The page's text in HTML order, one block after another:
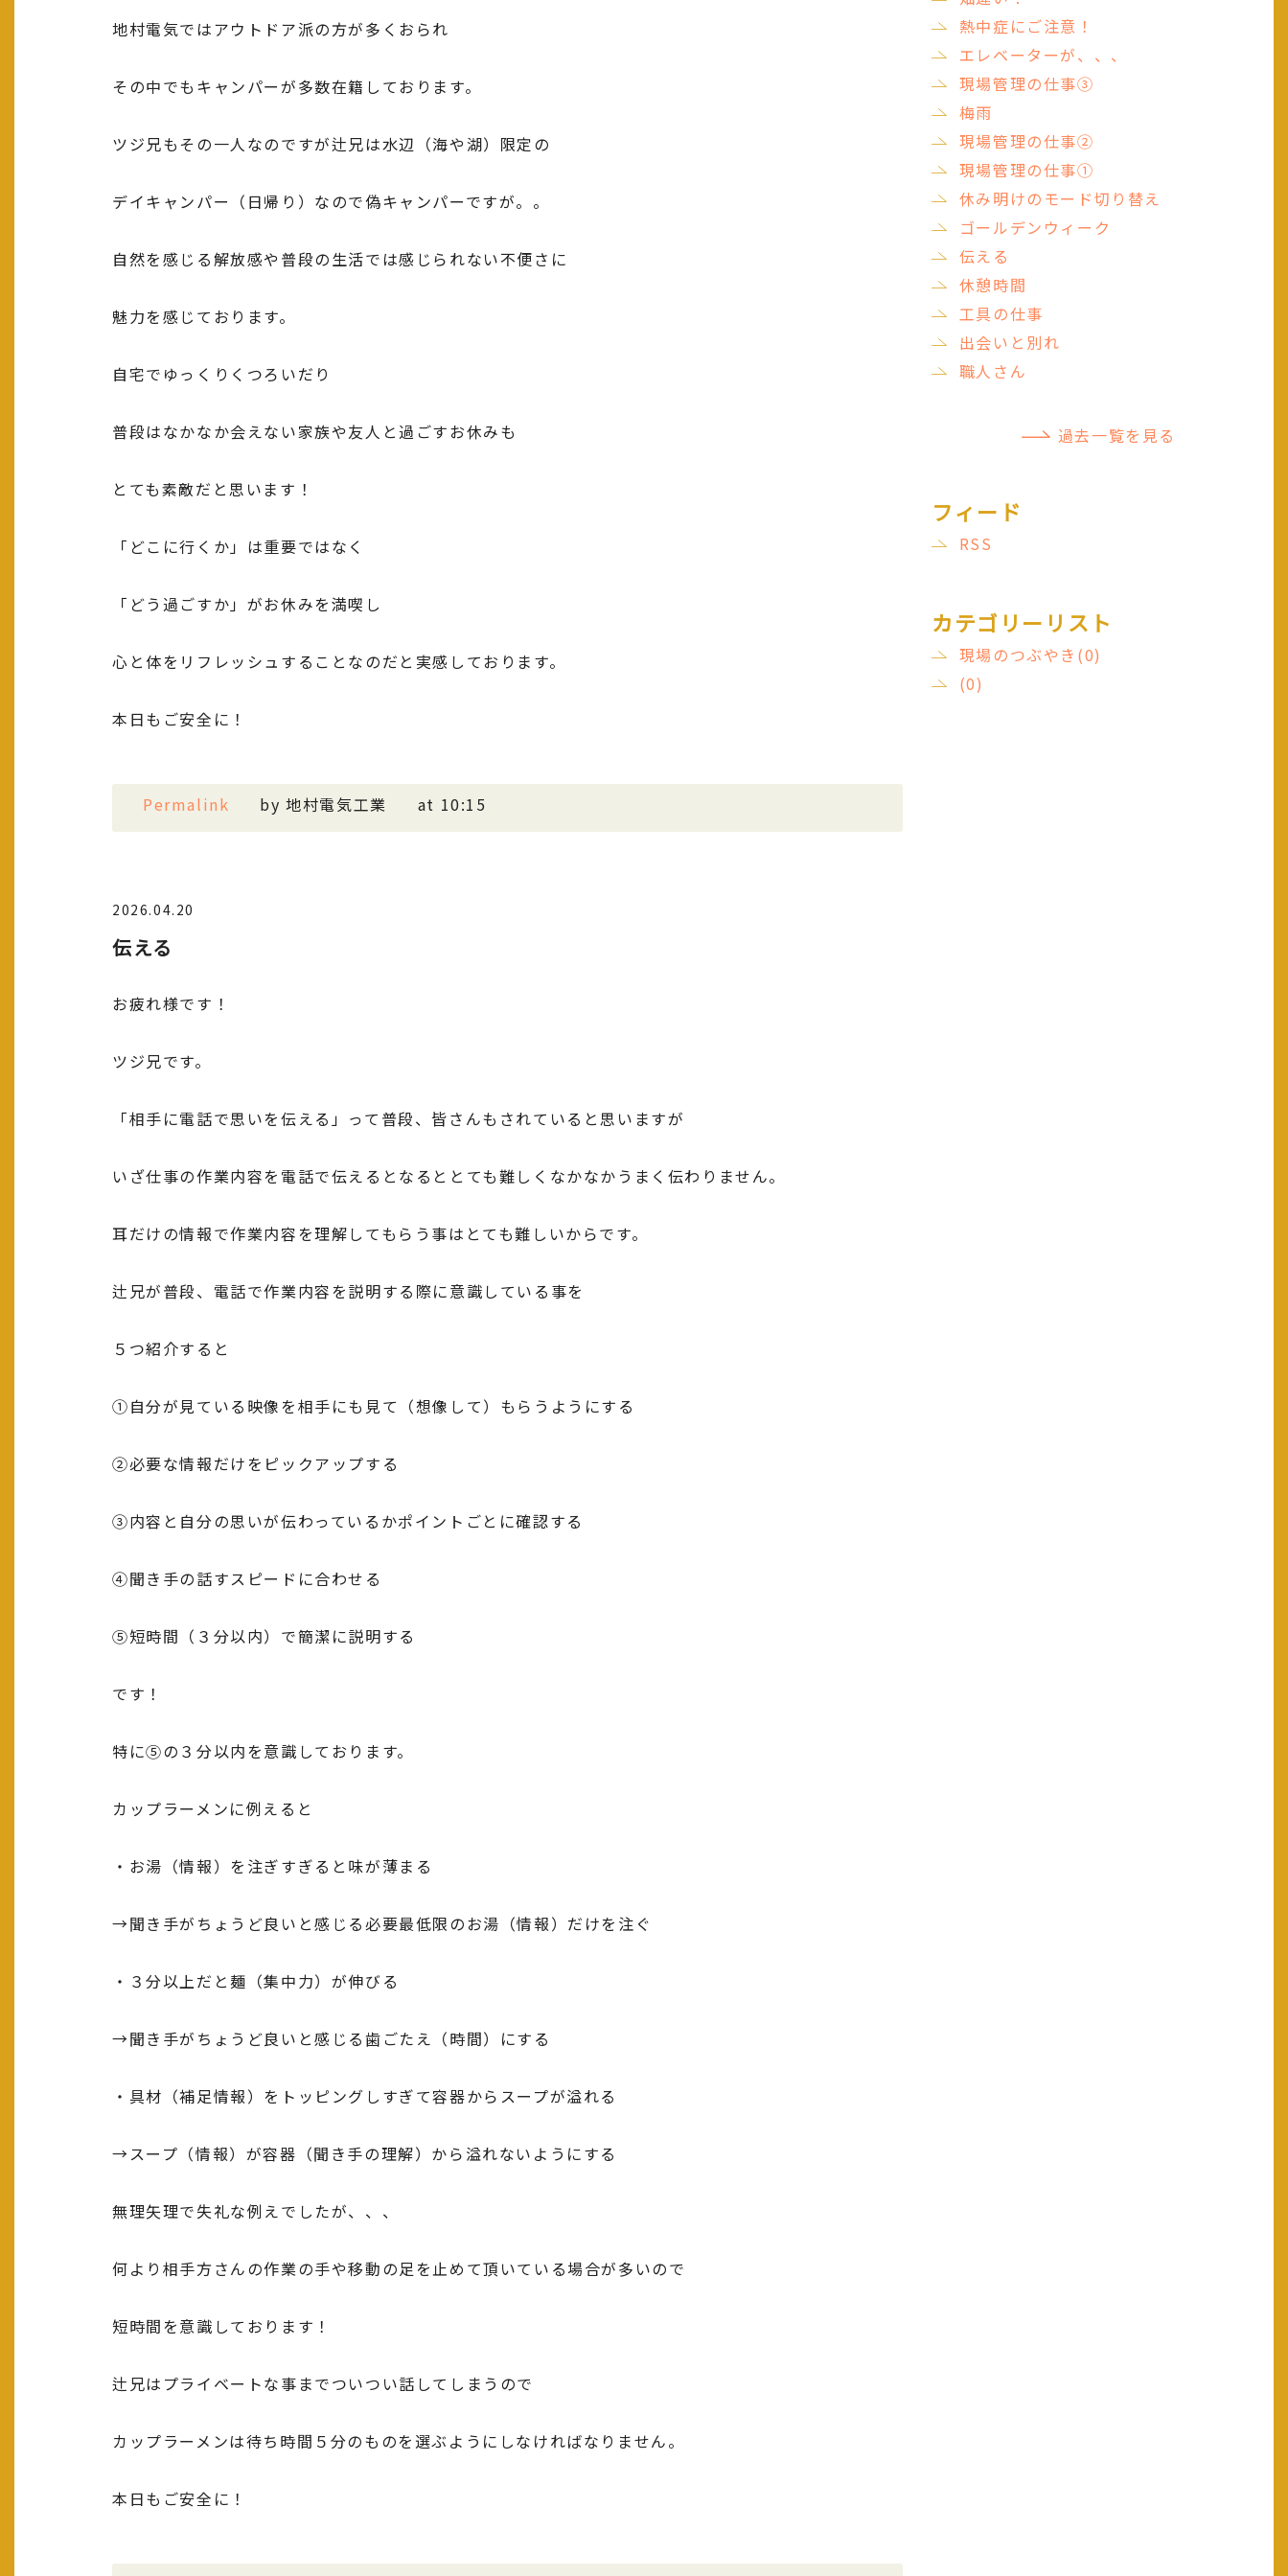
地村電気ではアウトドア派の方が多くおられ
その中でもキャンパーが多数在籍しております。
ツジ兄もその一人なのですが辻兄は水辺（海や湖）限定の
デイキャンパー（日帰り）なので偽キャンパーですが。。
自然を感じる解放感や普段の生活では感じられない不便さに
魅力を感じております。
自宅でゆっくりくつろいだり
普段はなかなか会えない家族や友人と過ごすお休みも
とても素敵だと思います！
「どこに行くか」は重要ではなく
「どう過ごすか」がお休みを満喫し
心と体をリフレッシュすることなのだと実感しております。
本日もご安全に！
Permalink by 地村電気工業 at 10:15
2026.04.20
伝える
お疲れ様です！
ツジ兄です。
「相手に電話で思いを伝える」って普段、皆さんもされていると思いますが
いざ仕事の作業内容を電話で伝えるとなるととても難しくなかなかうまく伝わりません。
耳だけの情報で作業内容を理解してもらう事はとても難しいからです。
辻兄が普段、電話で作業内容を説明する際に意識している事を
５つ紹介すると
①自分が見ている映像を相手にも見て（想像して）もらうようにする
②必要な情報だけをピックアップする
③内容と自分の思いが伝わっているかポイントごとに確認する
④聞き手の話すスピードに合わせる
⑤短時間（３分以内）で簡潔に説明する
です！
特に⑤の３分以内を意識しております。
カップラーメンに例えると
・お湯（情報）を注ぎすぎると味が薄まる
→聞き手がちょうど良いと感じる必要最低限のお湯（情報）だけを注ぐ
・３分以上だと麺（集中力）が伸びる
→聞き手がちょうど良いと感じる歯ごたえ（時間）にする
・具材（補足情報）をトッピングしすぎて容器からスープが溢れる
→スープ（情報）が容器（聞き手の理解）から溢れないようにする
無理矢理で失礼な例えでしたが、、、
何より相手方さんの作業の手や移動の足を止めて頂いている場合が多いので
短時間を意識しております！
辻兄はプライベートな事までついつい話してしまうので
カップラーメンは待ち時間５分のものを選ぶようにしなければなりません。
本日もご安全に！
熱中症にご注意！
エレベーターが、、、
現場管理の仕事③
梅雨
現場管理の仕事②
現場管理の仕事①
休み明けのモード切り替え
ゴールデンウィーク
伝える
休憩時間
工具の仕事
出会いと別れ
職人さん
過去一覧を見る
フィード
RSS
カテゴリーリスト
現場のつぶやき(0)
(0)